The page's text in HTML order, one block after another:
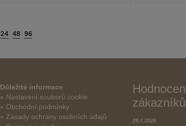
24 48 96
Důležité informace
» Nastavení souborů cookie
» Obchodní podmínky
» Zásady ochrany osobních údajů
zákazníků
29.7.2026